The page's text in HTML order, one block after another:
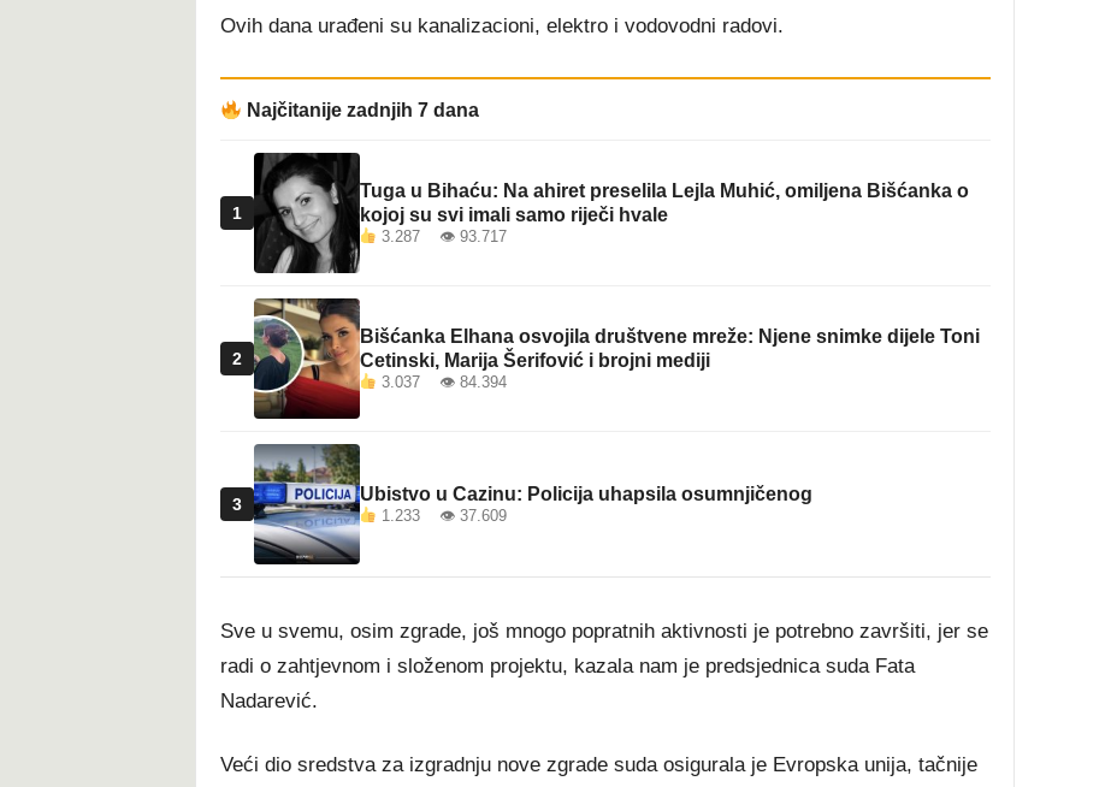
Ovih dana urađeni su kanalizacioni, elektro i vodovodni radovi.
Najčitanije zadnjih 7 dana
1
Tuga u Bihaću: Na ahiret preselila Lejla Muhić, omiljena Bišćanka o
kojoj su svi imali samo riječi hvale
3.287 👁 93.717
2
Bišćanka Elhana osvojila društvene mreže: Njene snimke dijele Toni
Cetinski, Marija Šerifović i brojni mediji
3.037 👁 84.394
3 Ubistvo u Cazinu: Policija uhapsila osumnjičenog
1.233 👁 37.609
Sve u svemu, osim zgrade, još mnogo popratnih aktivnosti je potrebno završiti, jer se
radi o zahtjevnom i složenom projektu, kazala nam je predsjednica suda Fata
Nadarević.
Veći dio sredstva za izgradnju nove zgrade suda osigurala je Evropska unija, tačnije